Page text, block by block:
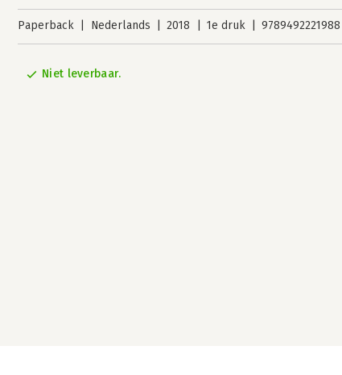
Paperback Nederlands 2018 1e druk 9789492221988
Niet leverbaar.